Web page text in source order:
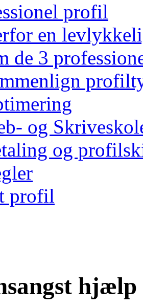
profil
en
de 3
og
og
profil
hjælp